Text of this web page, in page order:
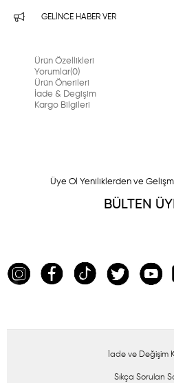
GELINCE HABER VER
Ürün Özellikleri
Yorumlar(0)
Ürün Önerileri
İade & Degişim
Kargo Bilgileri
Üye Ol Yeniliklerden ve
BÜLTEN
İade ve Değişim
Sıkça Sorulan